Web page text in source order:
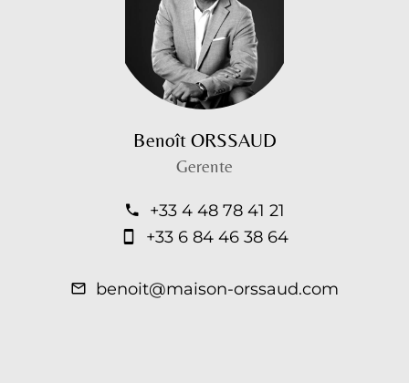
Benoît ORSSAUD
Gerente
+33 4 48 78 41 21
+33 6 84 46 38 64
benoit@maison-orssaud.com